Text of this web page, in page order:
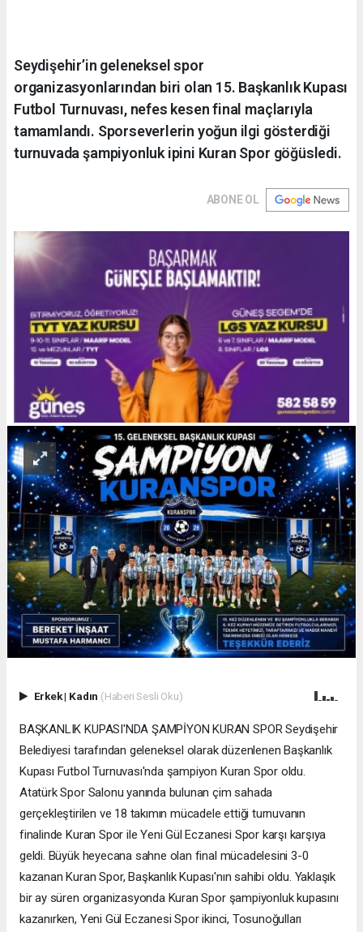
Seydişehir’in geleneksel spor
organizasyonlarından biri olan 15. Başkanlık Kupası
Futbol Turnuvası, nefes kesen final maçlarıyla
tamamlandı. Sporseverlerin yoğun ilgi gösterdiği
turnuvada şampiyonluk ipini Kuran Spor göğüsledi.
ABONE OL
Erkek| Kadın (Haberi Sesli Oku)
BAŞKANLIK KUPASI'NDA ŞAMPİYON KURAN SPOR Seydişehir
Belediyesi tarafından geleneksel olarak düzenlenen Başkanlık
Kupası Futbol Turnuvası'nda şampiyon Kuran Spor oldu.
Atatürk Spor Salonu yanında bulunan çim sahada
gerçekleştirilen ve 18 takımın mücadele ettiği turnuvanın
finalinde Kuran Spor ile Yeni Gül Eczanesi Spor karşı karşıya
geldi. Büyük heyecana sahne olan final mücadelesini 3-0
kazanan Kuran Spor, Başkanlık Kupası'nın sahibi oldu. Yaklaşık
bir ay süren organizasyonda Kuran Spor şampiyonluk kupasını
kazanırken, Yeni Gül Eczanesi Spor ikinci, Tosunoğulları